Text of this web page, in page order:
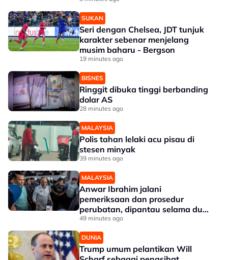
SUKAN
Seri dengan Chelsea, JDT tunjuk
karakter sebenar menjelang
musim baharu - Bergson
19 minutes ago
BISNES
Ringgit dibuka tinggi berbanding
dolar AS
28 minutes ago
MALAYSIA
Polis tahan lelaki acu pisau di
stesen minyak
39 minutes ago
MALAYSIA
Anwar Ibrahim jalani
pemeriksaan dan prosedur
perubatan, dipantau selama dua
hari
49 minutes ago
DUNIA
Trump umum pelantikan Will